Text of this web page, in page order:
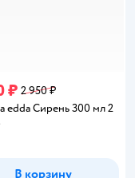
₽ 2 950 ₽
edda Сирень 300 мл 2
В корзину